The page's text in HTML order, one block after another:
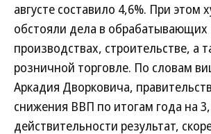
августе составило 4,6%. При этом
обстояли дела в обрабатывающих
производствах, строительстве, а
розничной торговле. По словам
Аркадия Дворковича,
снижения ВВП по итогам года на
действительности результат,